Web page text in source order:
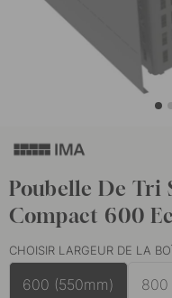
Poubelle De Tri
Compact 600
CHOISIR LARGEUR DE LA
600 (550mm) 800